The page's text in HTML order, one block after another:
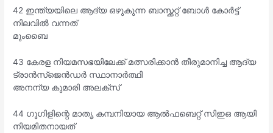
42 ഇന്ത്യയിലെ ആദ്യ ഒഴുകുന്ന ബാസ്ക്കറ്റ് ബോൾ കോർട്ട്
നിലവിൽ വന്നത്
മുംബൈ
43 കേരള നിയമസഭയിലേക്ക് മത്സരിക്കാൻ തീരുമാനിച്ച ആദ്യ
ട്രാൻസ്ജെൻഡർ സ്ഥാനാർത്ഥി
അനന്യ കുമാരി അലക്സ്
44 ഗൂഗിളിന്റെ മാതൃ കമ്പനിയായ ആൽഫബെറ്റ് സിഇഒ ആയി
നിയമിതനായത്